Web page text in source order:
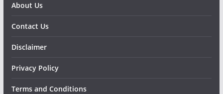
About Us
Contact Us
Disclaimer
Privacy Policy
Terms and Conditions